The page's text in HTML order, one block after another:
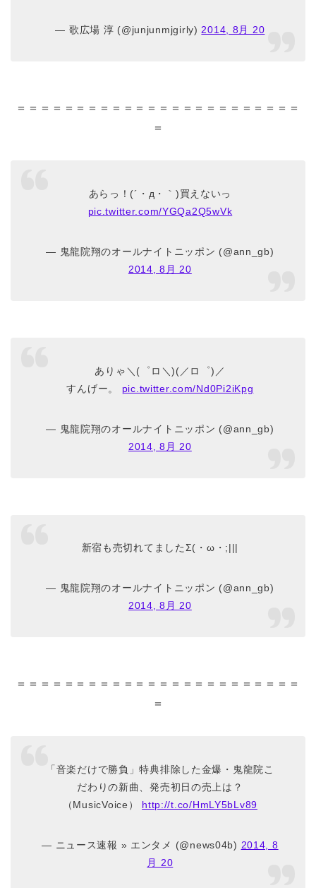
— 歌広場 淳 (@junjunmjgirly) 2014, 8月 20
＝＝＝＝＝＝＝＝＝＝＝＝＝＝＝＝＝＝＝＝＝＝＝＝
＝
あらっ！(´・д・｀)買えないっ
pic.twitter.com/YGQa2Q5wVk
— 鬼龍院翔のオールナイトニッポン (@ann_gb)
2014, 8月 20
ありゃ＼(゜ロ＼)(／ロ゜)／
すんげー。 pic.twitter.com/Nd0Pi2iKpg
— 鬼龍院翔のオールナイトニッポン (@ann_gb)
2014, 8月 20
新宿も売切れてましたΣ(・ω・;|||
— 鬼龍院翔のオールナイトニッポン (@ann_gb)
2014, 8月 20
＝＝＝＝＝＝＝＝＝＝＝＝＝＝＝＝＝＝＝＝＝＝＝＝
＝
「音楽だけで勝負」特典排除した金爆・鬼龍院こ
だわりの新曲、発売初日の売上は？
（MusicVoice） http://t.co/HmLY5bLv89
— ニュース速報 » エンタメ (@news04b) 2014, 8
月 20